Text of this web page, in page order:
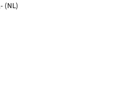
(NL)